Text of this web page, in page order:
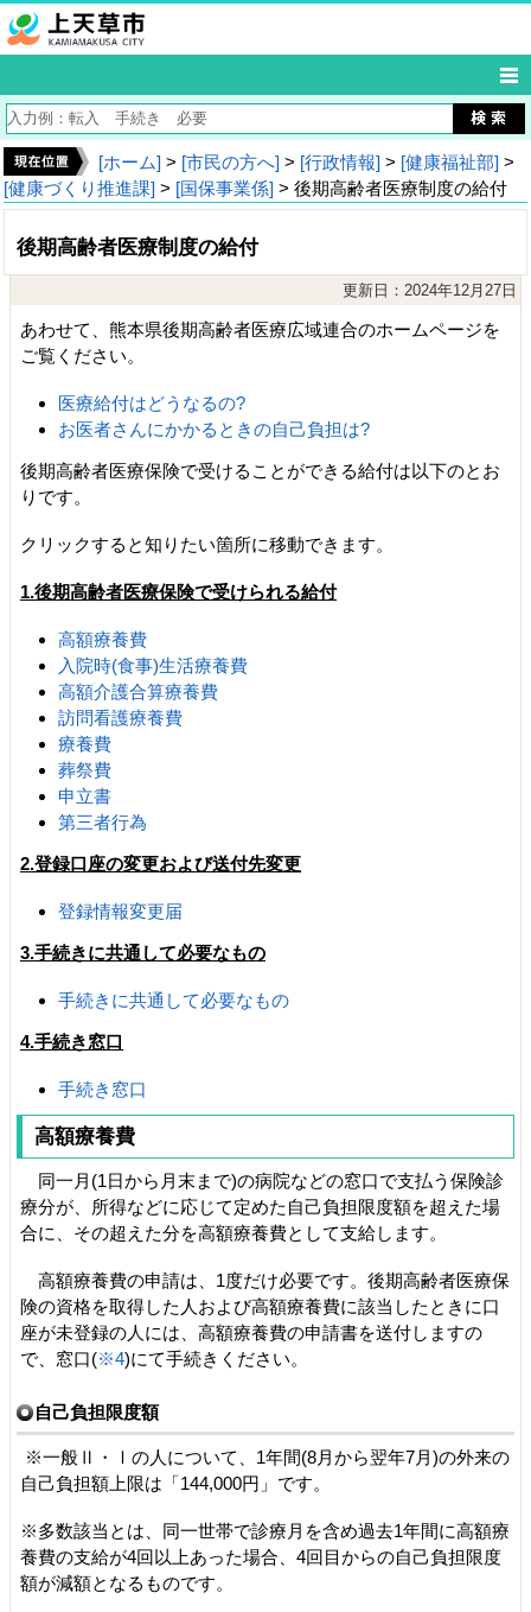
[ホーム] > [市民の方へ] > [行政情報] > [健康福祉部] >
[健康づくり推進課] > [国保事業係] > 後期高齢者医療制度の給付
後期高齢者医療制度の給付
更新日：2024年12月27日
あわせて、熊本県後期高齢者医療広域連合のホームページを
ご覧ください。
医療給付はどうなるの?
お医者さんにかかるときの自己負担は?
後期高齢者医療保険で受けることができる給付は以下のとお
りです。
クリックすると知りたい箇所に移動できます。
1.後期高齢者医療保険で受けられる給付
高額療養費
入院時(食事)生活療養費
高額介護合算療養費
訪問看護療養費
療養費
葬祭費
申立書
第三者行為
2.登録口座の変更および送付先変更
登録情報変更届
3.手続きに共通して必要なもの
手続きに共通して必要なもの
4.手続き窓口
手続き窓口
高額療養費
同一月(1日から月末まで)の病院などの窓口で支払う保険診
療分が、所得などに応じて定めた自己負担限度額を超えた場
合に、その超えた分を高額療養費として支給します。
高額療養費の申請は、1度だけ必要です。後期高齢者医療保
険の資格を取得した人および高額療養費に該当したときに口
座が未登録の人には、高額療養費の申請書を送付しますの
で、窓口(※4)にて手続きください。
自己負担限度額
※一般Ⅱ・Ⅰの人について、1年間(8月から翌年7月)の外来の
自己負担額上限は「144,000円」です。
※多数該当とは、同一世帯で診療月を含め過去1年間に高額療
養費の支給が4回以上あった場合、4回目からの自己負担限度
額が減額となるものです。